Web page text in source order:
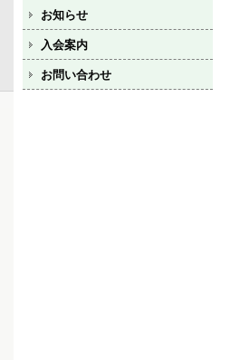
お知らせ
入会案内
お問い合わせ